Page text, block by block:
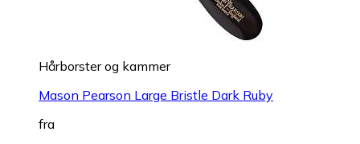
Hårborster og kammer
Mason Pearson Large Bristle Dark Ruby
fra